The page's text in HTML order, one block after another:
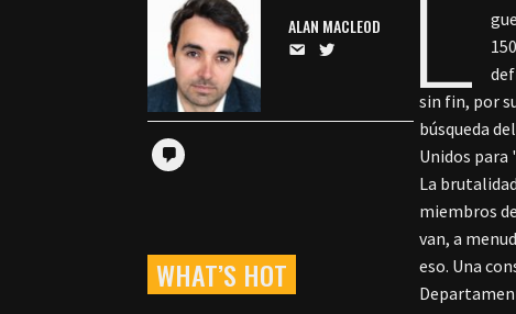
sin fin, por
búsqueda
Unidos
La
miembros
van, a
eso. Una
ALAN MACLEOD
WHAT’S HOT